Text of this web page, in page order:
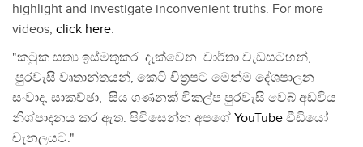
highlight and investigate inconvenient truths. For more
videos, click here.
"කටුක සත්‍ය ඉස්මතුකර දැක්වෙන වාර්තා වැඩසටහන්,
පුරවැසි වෘතාන්තයන්, කෙටි චිත්‍රපට මෙන්ම දේශපාලන
සංවාද, සාකච්ඡා, සිය ගණනක් විකල්ප පුරවැසි වෙබ් අඩවිය
නිශ්පාදනය කර ඇත. පිවිසෙන්න අපගේ YouTube වීඩියෝ
චැනලයට."